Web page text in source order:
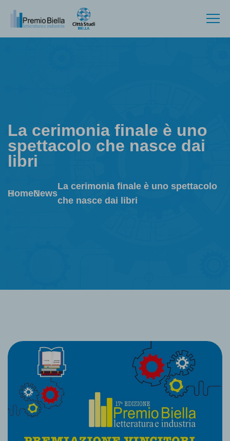
La cerimonia finale è uno
spettacolo che nasce dai
libri
HomeNews
La cerimonia finale è uno spettacolo
che nasce dai libri